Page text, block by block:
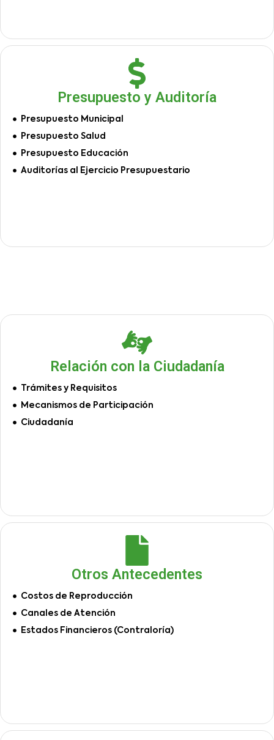
Presupuesto y Auditoría
Presupuesto Municipal
Presupuesto Salud
Presupuesto Educación
Auditorías al Ejercicio Presupuestario
Relación con la Ciudadanía
Trámites y Requisitos
Mecanismos de Participación
Ciudadanía
Otros Antecedentes
Costos de Reproducción
Canales de Atención
Estados Financieros (Contraloría)